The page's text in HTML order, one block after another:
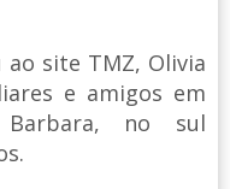
site TMZ, Olivia
e amigos em
no sul